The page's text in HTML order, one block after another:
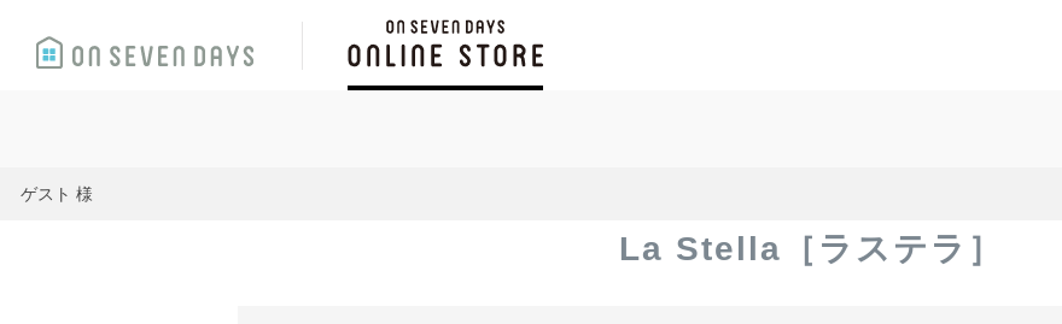
ゲスト 様
La Stella［ラステラ］